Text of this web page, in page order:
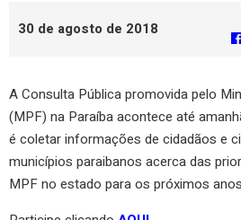
30 de agosto de 2018
A Consulta Pública promovida pelo
(MPF) na Paraíba acontece até
é coletar informações de cidadãos e
municípios paraibanos acerca das
MPF no estado para os próximos